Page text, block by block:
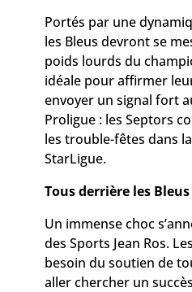
Portés par une
les Bleus devront se
poids lourds du
idéale pour affirmer
envoyer un signal fort
Proligue : les Septors
les trouble-fêtes dans
StarLigue.
Tous derrière les Bleus
Un immense choc
des Sports Jean Ros.
besoin du soutien de
aller chercher un